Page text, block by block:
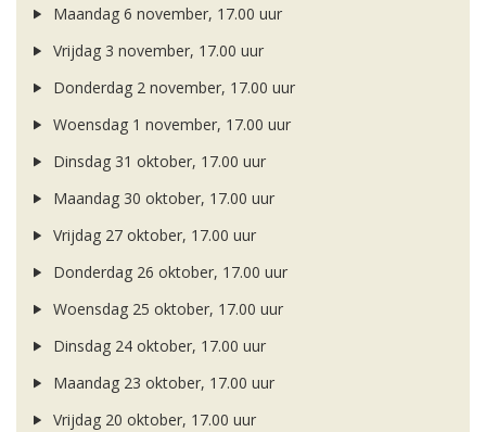
Maandag 6 november, 17.00 uur
Vrijdag 3 november, 17.00 uur
Donderdag 2 november, 17.00 uur
Woensdag 1 november, 17.00 uur
Dinsdag 31 oktober, 17.00 uur
Maandag 30 oktober, 17.00 uur
Vrijdag 27 oktober, 17.00 uur
Donderdag 26 oktober, 17.00 uur
Woensdag 25 oktober, 17.00 uur
Dinsdag 24 oktober, 17.00 uur
Maandag 23 oktober, 17.00 uur
Vrijdag 20 oktober, 17.00 uur